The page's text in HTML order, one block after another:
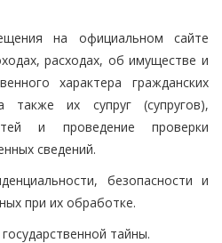
на официальном сайте
расходах, об имуществе и
характера гражданских
также их супруг (супругов),
и проведение проверки
сведений.
безопасности и
при их обработке.
тайны.